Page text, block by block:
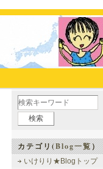
カテゴリ(Blog一覧）
いけりり★Blogトップ